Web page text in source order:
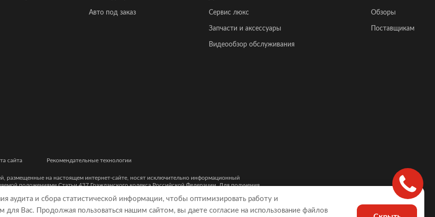
Авто под заказ Сервис люкс
Запчасти и аксессуары
Видеообзор обслуживания
Обзоры
Поставщикам
сайта Рекомендательные технологии
размещенные на настоящем интернет-сайте, носят исключительно информационный
положениями Статьи 437 Гражданского кодекса Российской Федерации. Для получения
характеристиками и цветовыми сочетаниями, а также точной стоимости автомобилей,
ОГРН 5077746977930)
аудита и сбора статистической информации, чтобы оптимизировать работу и
для Вас. Продолжая пользоваться нашим сайтом, вы даете согласие на использование файлов